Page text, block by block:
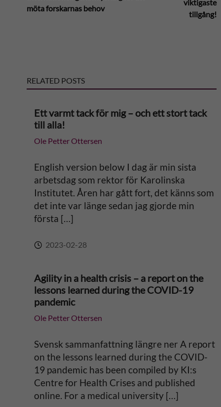
möta forskarnas behov
viktigaste
tillgång!
RELATED POSTS
Ett varmt tack för mig – och ett stort tack
till alla!
Ole Petter Ottersen
English version below I dag är min sista
arbetsdag som rektor för Karolinska
Institutet. Åren har gått fort, det känns som
det inte var länge sedan jag gjorde min
första […]
2023-02-28
Agility in a health crisis – a report on the
lessons learned during the COVID-19
pandemic
Ole Petter Ottersen
Svensk sammanfattning längre ner A report
on the lessons learned during the COVID-
19 pandemic has been compiled by KI:s
Centre for Health Crises and published
online. For a medical university […]